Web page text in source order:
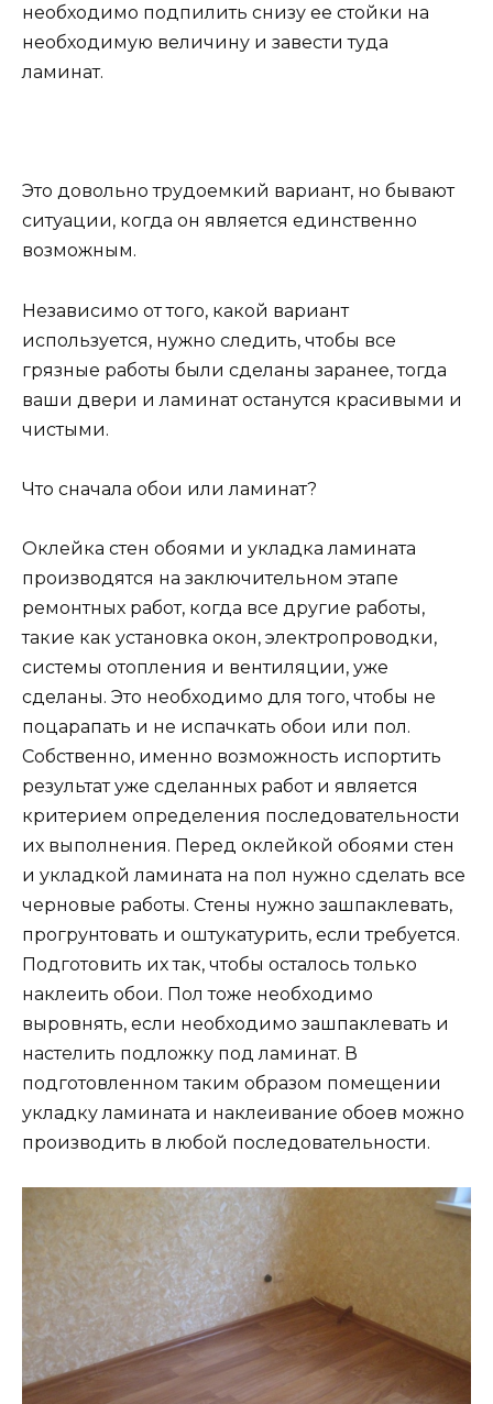
необходимо подпилить снизу ее стойки на
необходимую величину и завести туда
ламинат.
Это довольно трудоемкий вариант, но бывают
ситуации, когда он является единственно
возможным.
Независимо от того, какой вариант
используется, нужно следить, чтобы все
грязные работы были сделаны заранее, тогда
ваши двери и ламинат останутся красивыми и
чистыми.
Что сначала обои или ламинат?
Оклейка стен обоями и укладка ламината
производятся на заключительном этапе
ремонтных работ, когда все другие работы,
такие как установка окон, электропроводки,
системы отопления и вентиляции, уже
сделаны. Это необходимо для того, чтобы не
поцарапать и не испачкать обои или пол.
Собственно, именно возможность испортить
результат уже сделанных работ и является
критерием определения последовательности
их выполнения. Перед оклейкой обоями стен
и укладкой ламината на пол нужно сделать все
черновые работы. Стены нужно зашпаклевать,
прогрунтовать и оштукатурить, если требуется.
Подготовить их так, чтобы осталось только
наклеить обои. Пол тоже необходимо
выровнять, если необходимо зашпаклевать и
настелить подложку под ламинат. В
подготовленном таким образом помещении
укладку ламината и наклеивание обоев можно
производить в любой последовательности.